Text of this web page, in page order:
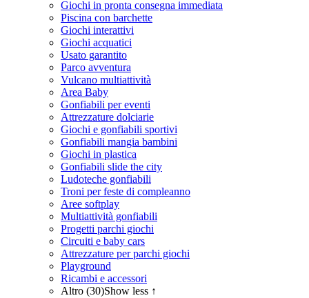
Giochi in pronta consegna immediata
Piscina con barchette
Giochi interattivi
Giochi acquatici
Usato garantito
Parco avventura
Vulcano multiattività
Area Baby
Gonfiabili per eventi
Attrezzature dolciarie
Giochi e gonfiabili sportivi
Gonfiabili mangia bambini
Giochi in plastica
Gonfiabili slide the city
Ludoteche gonfiabili
Troni per feste di compleanno
Aree softplay
Multiattività gonfiabili
Progetti parchi giochi
Circuiti e baby cars
Attrezzature per parchi giochi
Playground
Ricambi e accessori
Altro (30)Show less ↑